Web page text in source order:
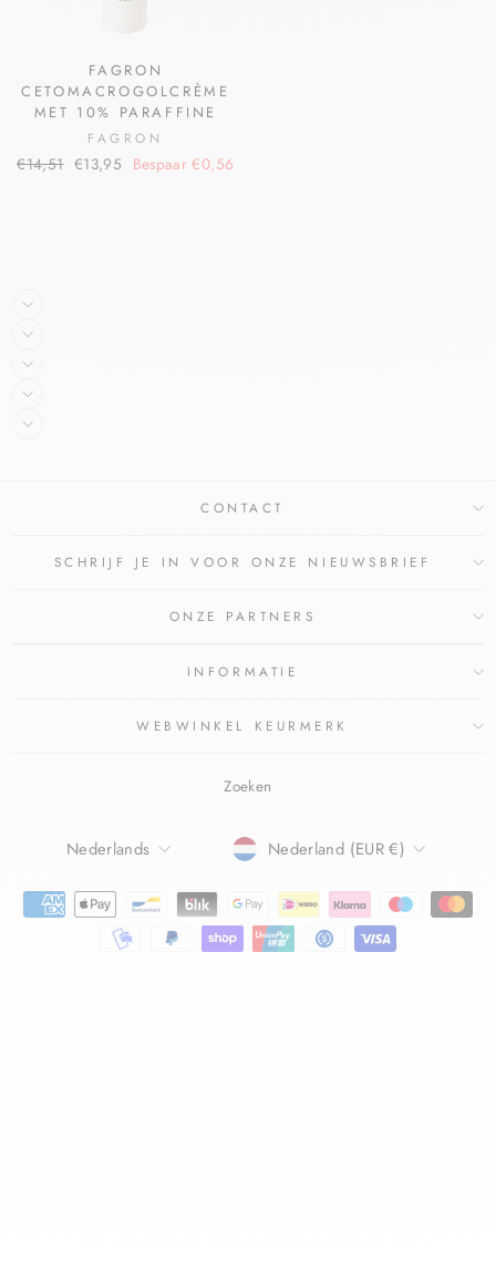
FAGRON
CETOMACROGOLCRÈME
MET 10% PARAFFINE
FAGRON
€14,51 €13,95 Bespaar €0,56
CONTACT
SCHRIJF JE IN VOOR ONZE NIEUWSBRIEF
ONZE PARTNERS
INFORMATIE
WEBWINKEL KEURMERK
Zoeken
TAAL
Nederlands Nederland (EUR €)